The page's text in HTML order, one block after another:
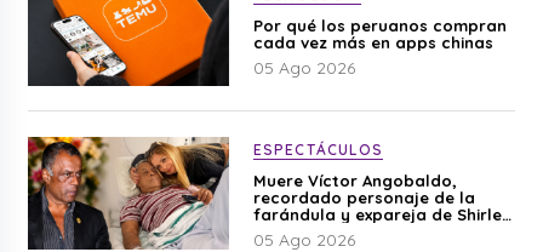
Por qué los peruanos compran
cada vez más en apps chinas
05 Ago 2026
ESPECTÁCULOS
Muere Víctor Angobaldo,
recordado personaje de la
farándula y expareja de Shirley
Cherres
05 Ago 2026